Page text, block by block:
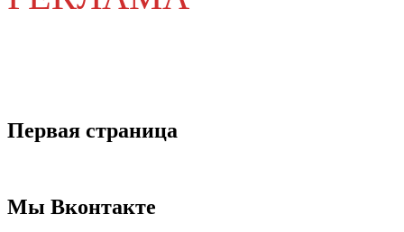
Первая страница
Мы Вконтакте